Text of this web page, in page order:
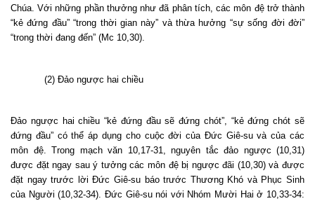
Chúa. Với những phần thưởng như đã phân tích, các môn đệ trở thành
“kẻ đứng đầu” “trong thời gian này” và thừa hưởng “sự sống đời đời”
“trong thời đang đến” (Mc 10,30).
(2) Đảo ngược hai chiều
Đảo ngược hai chiều “kẻ đứng đầu sẽ đứng chót”, “kẻ đứng chót sẽ
đứng đầu” có thể áp dụng cho cuộc đời của Đức Giê-su và của các
môn đệ. Trong mạch văn 10,17-31, nguyên tắc đảo ngược (10,31)
được đặt ngay sau ý tưởng các môn đệ bị ngược đãi (10,30) và được
đặt ngay trước lời Đức Giê-su báo trước Thương Khó và Phục Sinh
của Người (10,32-34). Đức Giê-su nói với Nhóm Mười Hai ở 10,33-34: